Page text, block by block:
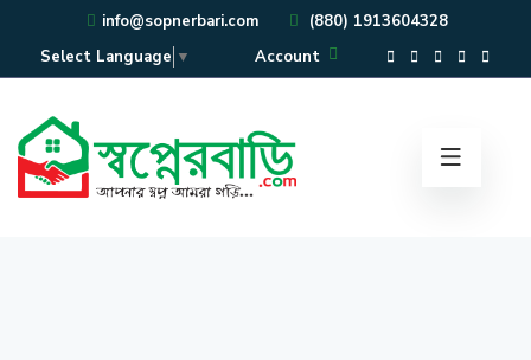
info@sopnerbari.com
(880) 1913604328
Select Language ▼ Account